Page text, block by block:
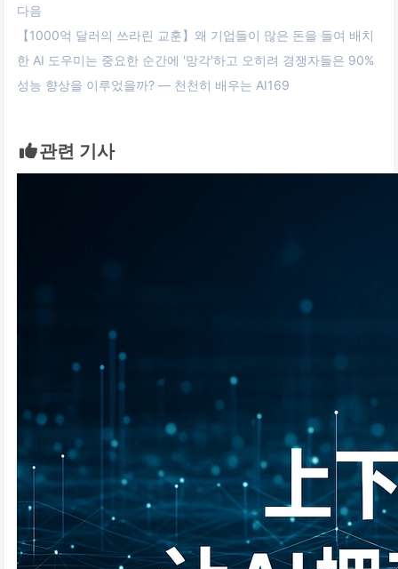
다음
【1000억 달러의 쓰라린 교훈】왜 기업들이 많은 돈을 들여 배치
한 AI 도우미는 중요한 순간에 '망각'하고 오히려 경쟁자들은 90%
성능 향상을 이루었을까? — 천천히 배우는 AI169
관련 기사